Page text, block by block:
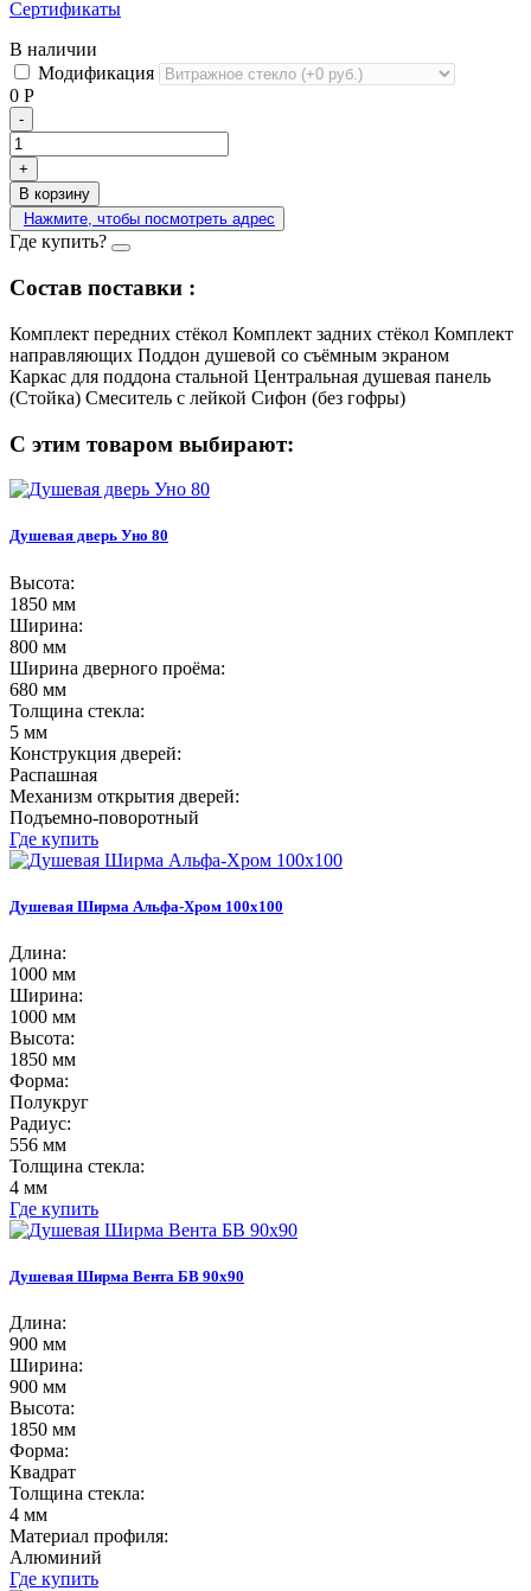
Сертификаты
В наличии
Модификация
0 Р
-
+
В корзину
Нажмите, чтобы посмотреть адрес
Где купить?
Состав поставки :
Комплект передних стёкол Комплект задних стёкол Комплект
направляющих Поддон душевой со съёмным экраном
Каркас для поддона стальной Центральная душевая панель
(Стойка) Смеситель с лейкой Сифон (без гофры)
С этим товаром выбирают:
Душевая дверь Уно 80
Высота:
1850 мм
Ширина:
800 мм
Ширина дверного проёма:
680 мм
Толщина стекла:
5 мм
Конструкция дверей:
Распашная
Механизм открытия дверей:
Подъемно-поворотный
Где купить
Душевая Ширма Альфа-Хром 100х100
Длина:
1000 мм
Ширина:
1000 мм
Высота:
1850 мм
Форма:
Полукруг
Радиус:
556 мм
Толщина стекла:
4 мм
Где купить
Душевая Ширма Вента БВ 90х90
Длина:
900 мм
Ширина:
900 мм
Высота:
1850 мм
Форма:
Квадрат
Толщина стекла:
4 мм
Материал профиля:
Алюминий
Где купить